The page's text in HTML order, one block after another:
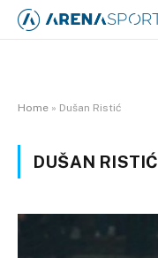
Home » Dušan Ristić
DUŠAN RISTIĆ